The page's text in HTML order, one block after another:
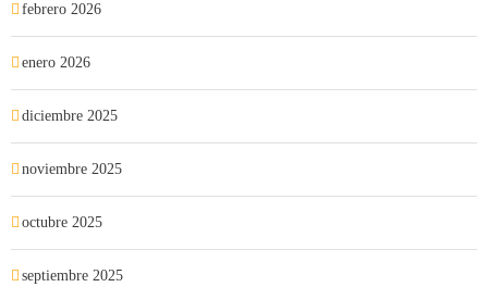
febrero 2026
enero 2026
diciembre 2025
noviembre 2025
octubre 2025
septiembre 2025